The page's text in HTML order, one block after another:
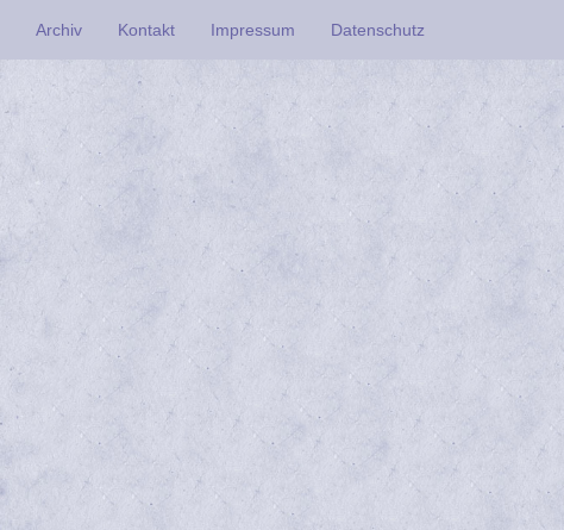
Archiv Kontakt Impressum Datenschutz